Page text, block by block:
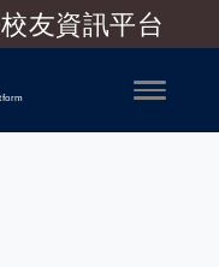
友資訊平台
容